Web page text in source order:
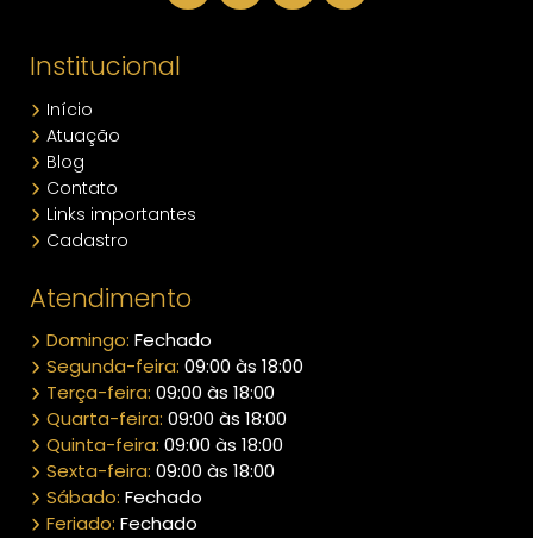
Institucional
Início
Atuação
Blog
Contato
Links importantes
Cadastro
Atendimento
Domingo: Fechado
Segunda-feira: 09:00 às 18:00
Terça-feira: 09:00 às 18:00
Quarta-feira: 09:00 às 18:00
Quinta-feira: 09:00 às 18:00
Sexta-feira: 09:00 às 18:00
Sábado: Fechado
Feriado: Fechado